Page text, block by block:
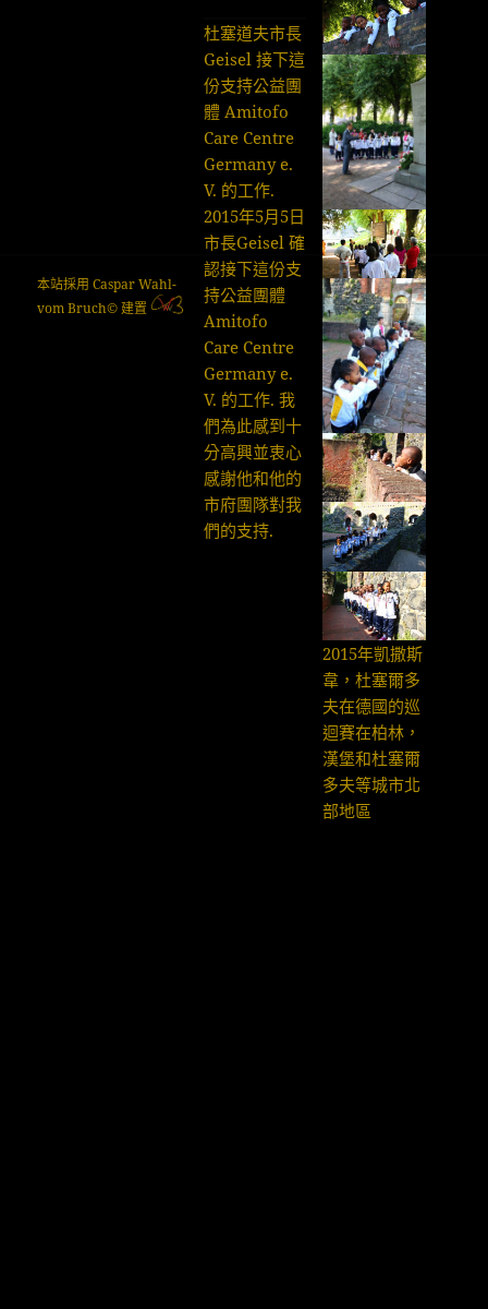
的
帖
子
2015年凱撒斯
韋，杜塞爾多
夫在德國的巡
迴賽在柏林，
漢堡和杜塞爾
多夫等城市北
部地區
杜塞道夫市長
Geisel 接下這
份支持公益團
體 Amitofo
Care Centre
Germany e.
V. 的工作.
2015年5月5日
市長Geisel 確
認接下這份支
持公益團體
Amitofo
Care Centre
Germany e.
V. 的工作. 我
們為此感到十
分高興並衷心
感謝他和他的
市府團隊對我
們的支持.
本站採用 Caspar Wahl-
vom Bruch© 建置